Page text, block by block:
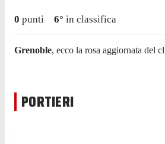
0 punti 6° in classifica
Grenoble, ecco la rosa aggiornata del
PORTIERI